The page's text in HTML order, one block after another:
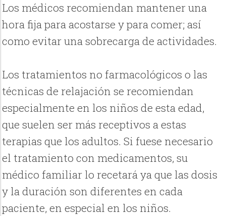
Los médicos recomiendan mantener una
hora fija para acostarse y para comer; así
como evitar una sobrecarga de actividades.
Los tratamientos no farmacológicos o las
técnicas de relajación se recomiendan
especialmente en los niños de esta edad,
que suelen ser más receptivos a estas
terapias que los adultos. Si fuese necesario
el tratamiento con medicamentos, su
médico familiar lo recetará ya que las dosis
y la duración son diferentes en cada
paciente, en especial en los niños.